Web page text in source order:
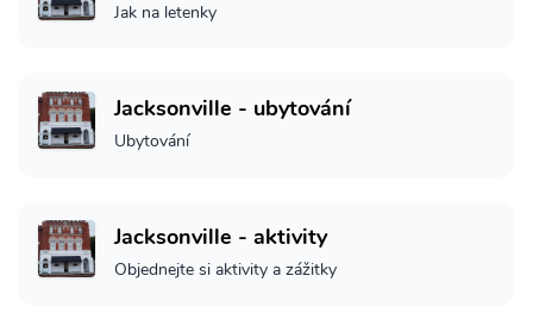
Jak na letenky
Jacksonville - ubytování
Ubytování
Jacksonville - aktivity
Objednejte si aktivity a zážitky